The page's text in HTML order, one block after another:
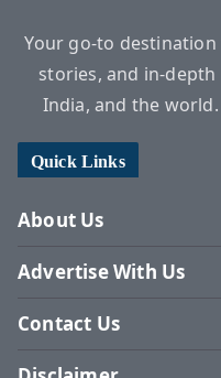
Your go-to
stories, and in-
India, and the
Quick Links
About Us
Advertise With Us
Contact Us